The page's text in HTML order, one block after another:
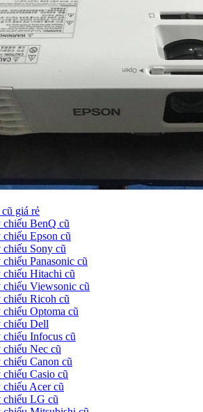
giá rẻ
chiếu BenQ cũ
Epson cũ
chiếu Sony cũ
Panasonic cũ
chiếu Hitachi cũ
chiếu Viewsonic cũ
chiếu Ricoh cũ
chiếu Optoma cũ
chiếu Dell
chiếu Infocus cũ
chiếu Nec cũ
Canon cũ
Casio cũ
chiếu Acer cũ
chiếu LG cũ